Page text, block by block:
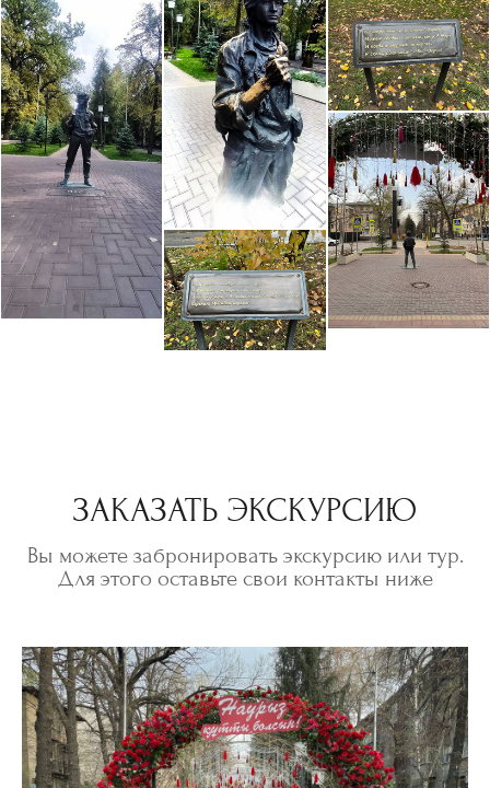
ЗАКАЗАТЬ ЭКСКУРСИЮ
Вы можете забронировать экскурсию или тур.
Для этого оставьте свои контакты ниже